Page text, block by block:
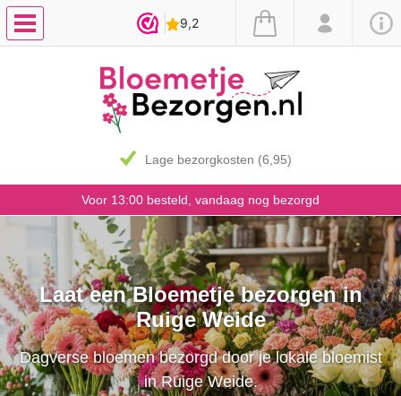
Lage bezorgkosten (6,95)
Voor 13:00 besteld, vandaag nog bezorgd
Laat een Bloemetje bezorgen in
Ruige Weide
Dagverse bloemen bezorgd door je lokale bloemist
in Ruige Weide.